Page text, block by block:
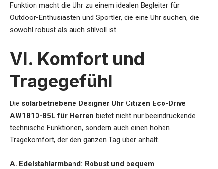
Funktion macht die Uhr zu einem idealen Begleiter für
Outdoor-Enthusiasten und Sportler, die eine Uhr suchen, die
sowohl robust als auch stilvoll ist.
VI. Komfort und
Tragegefühl
Die solarbetriebene Designer Uhr Citizen Eco-Drive
AW1810-85L für Herren bietet nicht nur beeindruckende
technische Funktionen, sondern auch einen hohen
Tragekomfort, der den ganzen Tag über anhält.
A. Edelstahlarmband: Robust und bequem